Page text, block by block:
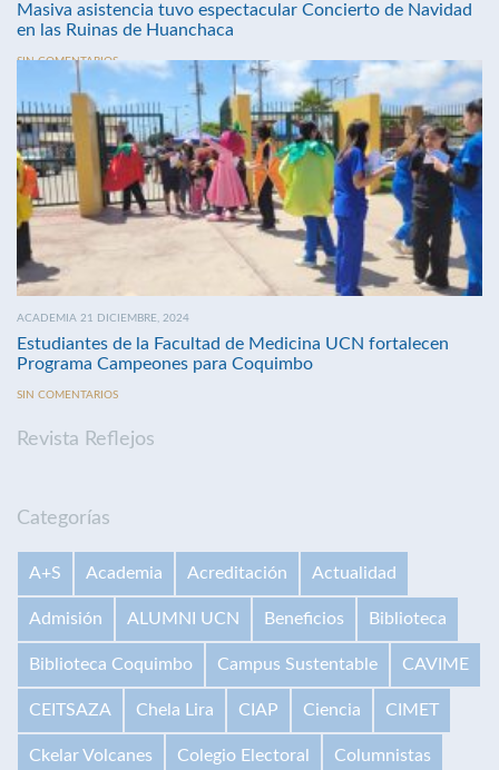
Masiva asistencia tuvo espectacular Concierto de Navidad
en las Ruinas de Huanchaca
SIN COMENTARIOS
ACADEMIA 21 DICIEMBRE, 2024
Estudiantes de la Facultad de Medicina UCN fortalecen
Programa Campeones para Coquimbo
SIN COMENTARIOS
Revista Reflejos
Categorías
A+S Academia Acreditación Actualidad
Admisión ALUMNI UCN Beneficios Biblioteca
Biblioteca Coquimbo Campus Sustentable CAVIME
CEITSAZA Chela Lira CIAP Ciencia CIMET
Ckelar Volcanes Colegio Electoral Columnistas